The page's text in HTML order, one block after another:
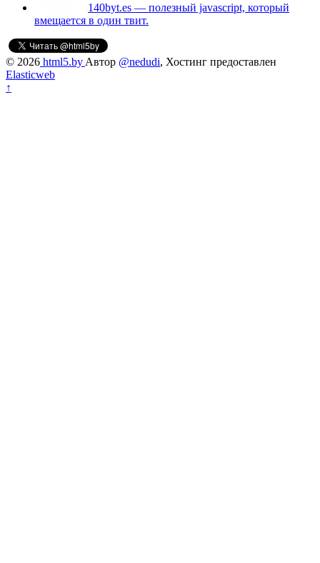
140byt.es — полезный javascript, который
вмещается в один твит.
© 2026 html5.by Aвтор @nedudi, Хостинг предоставлен
Elasticweb
↑